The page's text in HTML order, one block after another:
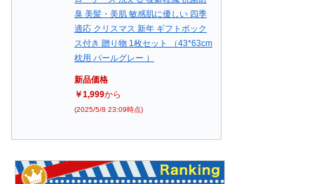
臭 美髪・美肌 敏感肌に優しい 四季
適応 クリスマス 新年 ギフトボック
ス付き 贈り物 1枚セット （43*63cm
枕用 パールグレー ）
新品価格
￥1,999から
(2025/5/8 23:09時点)